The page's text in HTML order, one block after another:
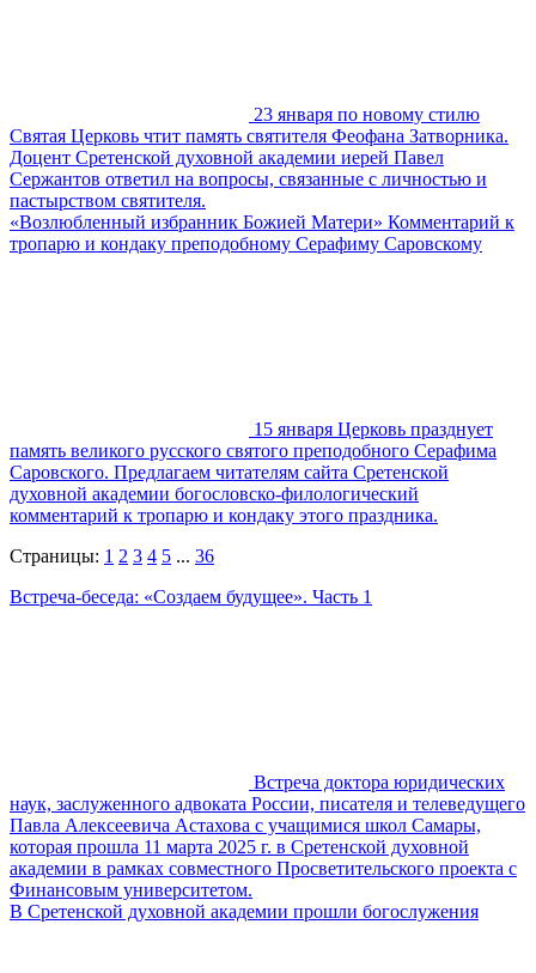
23 января по новому стилю
Святая Церковь чтит память святителя Феофана Затворника.
Доцент Сретенской духовной академии иерей Павел
Сержантов ответил на вопросы, связанные с личностью и
пастырством святителя.
«Возлюбленный избранник Божией Матери» Комментарий к
тропарю и кондаку преподобному Серафиму Саровскому
15 января Церковь празднует
память великого русского святого преподобного Серафима
Саровского. Предлагаем читателям сайта Сретенской
духовной академии богословско-филологический
комментарий к тропарю и кондаку этого праздника.
Страницы: 1 2 3 4 5 ... 36
Встреча-беседа: «Создаем будущее». Часть 1
Встреча доктора юридических
наук, заслуженного адвоката России, писателя и телеведущего
Павла Алексеевича Астахова с учащимися школ Самары,
которая прошла 11 марта 2025 г. в Сретенской духовной
академии в рамках совместного Просветительского проекта с
Финансовым университетом.
В Сретенской духовной академии прошли богослужения